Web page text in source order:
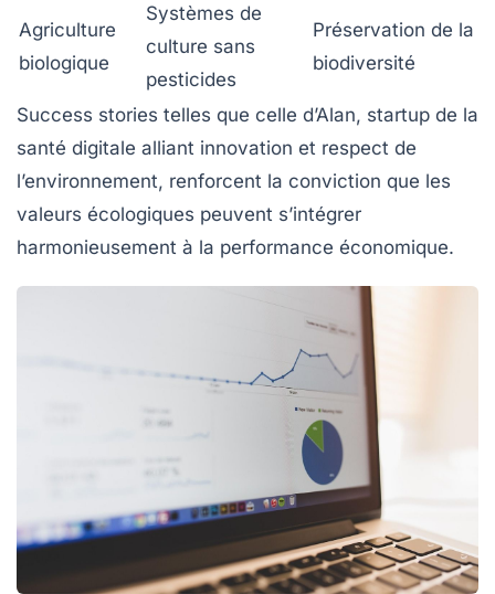
Agriculture
biologique
Systèmes de
culture sans
pesticides
Préservation de la
biodiversité
Success stories telles que celle d’Alan, startup de la
santé digitale alliant innovation et respect de
l’environnement, renforcent la conviction que les
valeurs écologiques peuvent s’intégrer
harmonieusement à la performance économique.